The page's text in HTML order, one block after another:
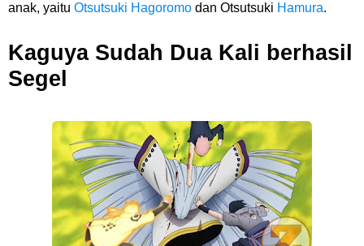
anak, yaitu Otsutsuki Hagoromo dan Otsutsuki Hamura.
Kaguya Sudah Dua Kali berhasil
Segel